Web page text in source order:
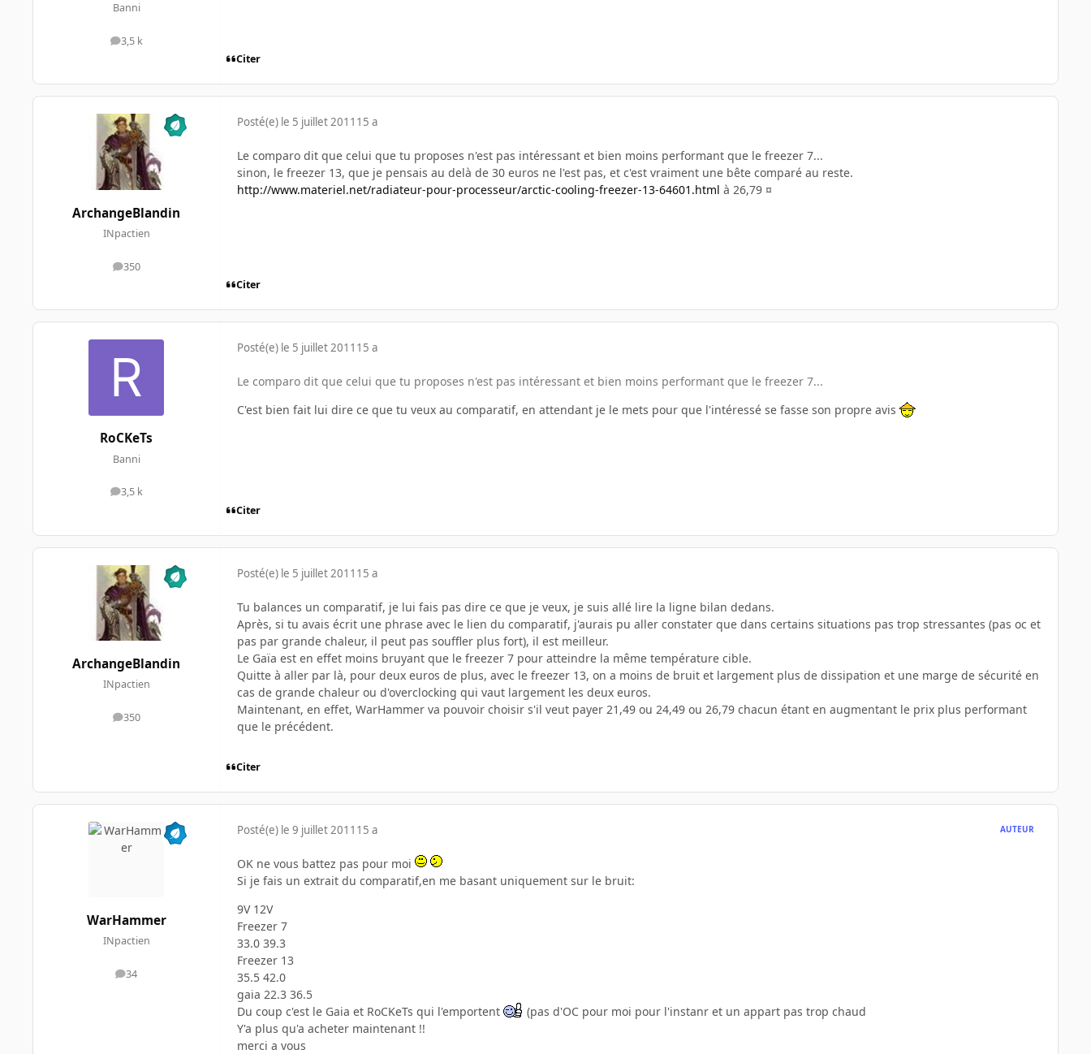
Banni
3,5 k
messages
Citer
ArchangeBlandin
INpactien
350
messages
Posté(e) le 5 juillet 2011 15 a
Le comparo dit que celui que tu proposes n'est pas intéressant et bien moins performant que le freezer 7...
sinon, le freezer 13, que je pensais au delà de 30 euros ne l'est pas, et c'est vraiment une bête comparé au reste.
http://www.materiel.net/radiateur-pour-processeur/arctic-cooling-freezer-13-64601.html à 26,79 ¤
Citer
RoCKeTs
Banni
3,5 k
messages
Posté(e) le 5 juillet 2011 15 a
Le comparo dit que celui que tu proposes n'est pas intéressant et bien moins performant que le freezer 7...
C'est bien fait lui dire ce que tu veux au comparatif, en attendant je le mets pour que l'intéressé se fasse son propre avis
Citer
ArchangeBlandin
INpactien
350
messages
Posté(e) le 5 juillet 2011 15 a
Tu balances un comparatif, je lui fais pas dire ce que je veux, je suis allé lire la ligne bilan dedans.
Après, si tu avais écrit une phrase avec le lien du comparatif, j'aurais pu aller constater que dans certains situations pas trop stressantes (pas oc et
pas par grande chaleur, il peut pas souffler plus fort), il est meilleur.
Le Gaïa est en effet moins bruyant que le freezer 7 pour atteindre la même température cible.
Quitte à aller par là, pour deux euros de plus, avec le freezer 13, on a moins de bruit et largement plus de dissipation et une marge de sécurité en
cas de grande chaleur ou d'overclocking qui vaut largement les deux euros.
Maintenant, en effet, WarHammer va pouvoir choisir s'il veut payer 21,49 ou 24,49 ou 26,79 chacun étant en augmentant le prix plus performant
que le précédent.
Citer
WarHammer
INpactien
34
messages
Posté(e) le 9 juillet 2011 15 a AUTEUR
OK ne vous battez pas pour moi
Si je fais un extrait du comparatif,en me basant uniquement sur le bruit:
9V 12V
Freezer 7
33.0 39.3
Freezer 13
35.5 42.0
gaia 22.3 36.5
Du coup c'est le Gaia et RoCKeTs qui l'emportent
(pas d'OC pour moi pour l'instanr et un appart pas trop chaud
Y'a plus qu'a acheter maintenant !!
merci a vous